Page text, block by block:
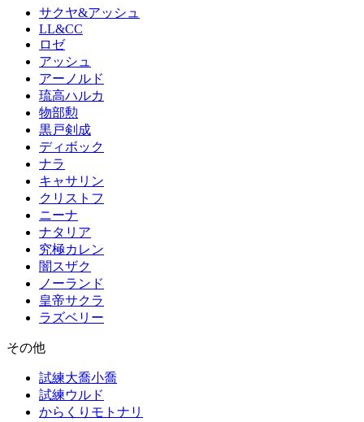
サクヤ&アッシュ
LL&CC
ロゼ
アッシュ
アーノルド
琉高ハルカ
物部勲
黒戸剣成
ディボック
ナラ
キャサリン
クリストフ
ニーナ
ナタリア
究極カレン
闇スザク
ノーランド
皇帝サクラ
ラズベリー
その他
試練大喬小喬
試練ウルド
からくりモトナリ